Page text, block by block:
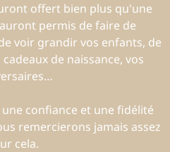
offert bien plus qu'une
permis de faire de
voir grandir vos enfants, de
de naissance, vos
confiance et une fidélité
remercierons jamais assez
cela.